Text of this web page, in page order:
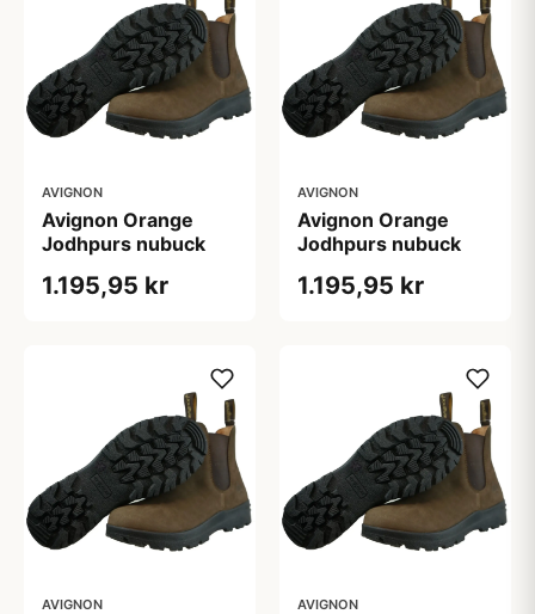
AVIGNON
Avignon Orange
Jodhpurs nubuck
1.195,95 kr
AVIGNON
Avignon Orange
Jodhpurs nubuck
1.195,95 kr
AVIGNON AVIGNON